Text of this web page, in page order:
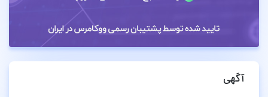
آگهی